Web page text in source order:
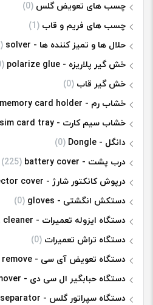
چسب های تعویض گلس (0)
چسب های فریم و قاب (1)
حلال ها و تمیز کننده ها - solver
(5)
خش گیر پلاریزه - polarize glue
(0)
خش گیر قاب (0)
خشاب رم - memory card holder
خشاب سیم کارت - sim card tray
دانگل - Dongle
(0)
درب پشت - battery cover
(225)
درپوش کانکتور شارژ - charge connector cover
دستکش انگشتی - gloves
(0)
دستگاه ایزوله تعمیرات - dust cleaner
دستگاه تراش تعمیرات (0)
دستگاه تعویض آی سی - ic remove
دستگاه حبابگیر ال سی دی - bubble remover
دستگاه سپراتور گلس - separator